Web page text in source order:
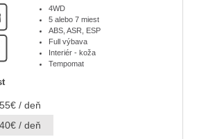
4WD
5 alebo 7 miest
ABS, ASR, ESP
Full výbava
Interiér - koža
Tempomat
/ deň
/ deň